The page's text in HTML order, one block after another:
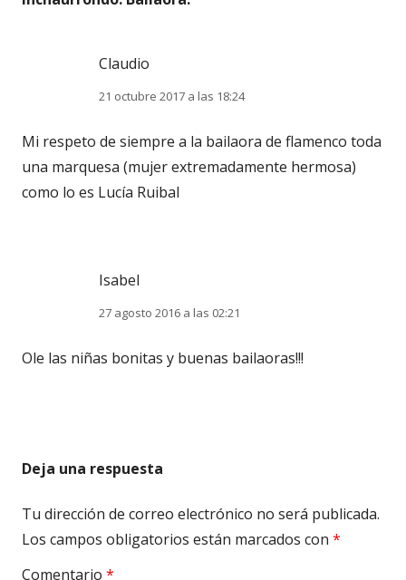
Claudio
21 octubre 2017 a las 18:24
Mi respeto de siempre a la bailaora de flamenco toda
una marquesa (mujer extremadamente hermosa)
como lo es Lucía Ruibal
Isabel
27 agosto 2016 a las 02:21
Ole las niñas bonitas y buenas bailaoras!!!
Deja una respuesta
Tu dirección de correo electrónico no será publicada.
Los campos obligatorios están marcados con *
Comentario *